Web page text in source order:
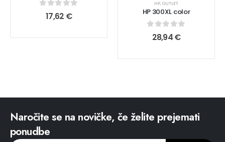
out of 5
17,62 €
HP, OUTLET
HP 300XL color
out of 5
28,94€
Naročite se na novičke, če želite prejemati
ponudbe